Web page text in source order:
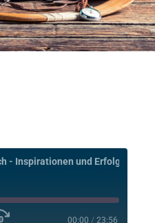
00:00 / 23:56